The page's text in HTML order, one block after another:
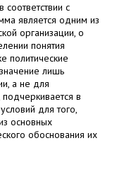
соответствии с
является одним из
организации, о
понятия
политические
лишь
а не для
в
для того,
основных
обоснования их